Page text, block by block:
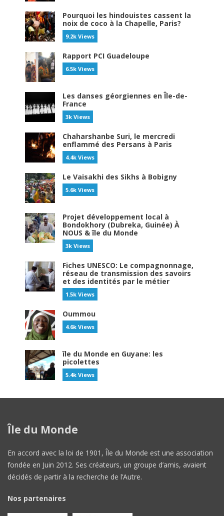
Pourquoi les hindouistes cassent la
noix de coco à la Chapelle, Paris?
9.2k Views
Rapport PCI Guadeloupe
6.5k Views
Les danses géorgiennes en Île-de-
France
3k Views
Chaharshanbe Suri, le mercredi
enflammé des Persans à Paris
4.4k Views
Le Vaisakhi des Sikhs à Bobigny
5.6k Views
Projet développement local à
Bondokhory (Dubreka, Guinée) À
NOUS & île du Monde
3k Views
Fiches UNESCO: Le compagnonnage,
réseau de transmission des savoirs
et des identités par le métier
1.5k Views
Oummou
4.6k Views
île du Monde en Guyane: les
picolettes
5.4k Views
Île du Monde
En accord avec la loi de 1901, Île du Monde est une association
fondée en Juin 2012. Ses créateurs, un groupe d’amis, avaient
décidés de partir à la recherche de l’Autre.
Nos partenaires